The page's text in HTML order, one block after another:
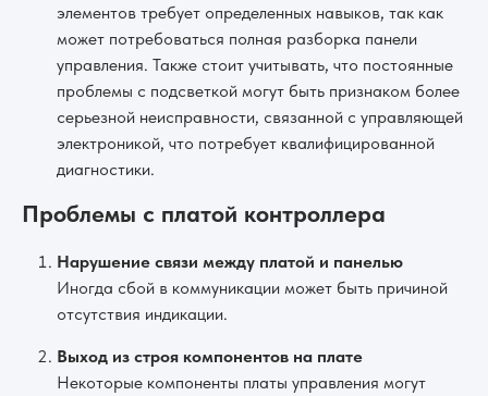
элементов требует определенных навыков, так как
может потребоваться полная разборка панели
управления. Также стоит учитывать, что постоянные
проблемы с подсветкой могут быть признаком более
серьезной неисправности, связанной с управляющей
электроникой, что потребует квалифицированной
диагностики.
Проблемы с платой контроллера
Нарушение связи между платой и панелью
Иногда сбой в коммуникации может быть причиной
отсутствия индикации.
Выход из строя компонентов на плате
Некоторые компоненты платы управления могут